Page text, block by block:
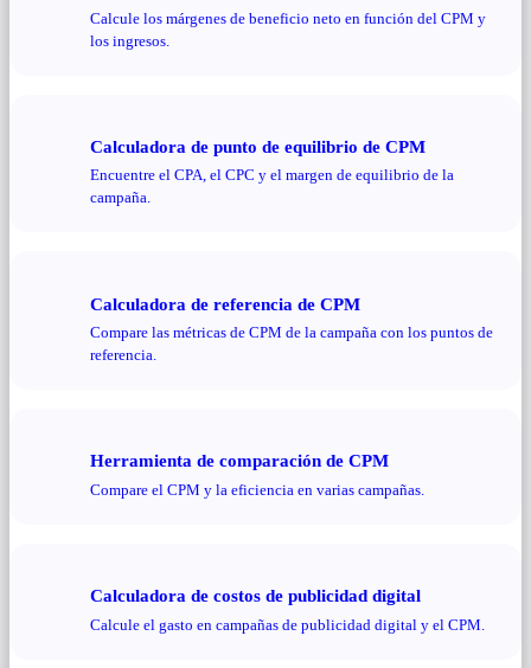
Calcule los márgenes de beneficio neto en función del CPM y
los ingresos.
Calculadora de punto de equilibrio de CPM
Encuentre el CPA, el CPC y el margen de equilibrio de la
campaña.
Calculadora de referencia de CPM
Compare las métricas de CPM de la campaña con los puntos de
referencia.
Herramienta de comparación de CPM
Compare el CPM y la eficiencia en varias campañas.
Calculadora de costos de publicidad digital
Calcule el gasto en campañas de publicidad digital y el CPM.